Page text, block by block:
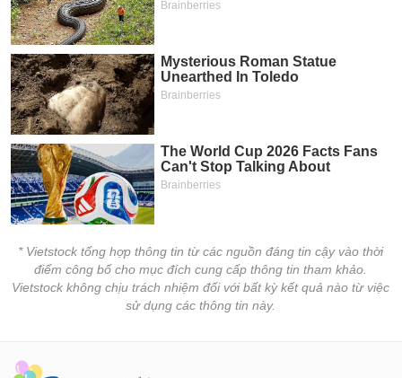
* Vietstock tổng hợp thông tin từ các nguồn đáng tin cậy vào thời
điểm công bố cho mục đích cung cấp thông tin tham khảo.
Vietstock không chịu trách nhiệm đối với bất kỳ kết quả nào từ việc
sử dụng các thông tin này.